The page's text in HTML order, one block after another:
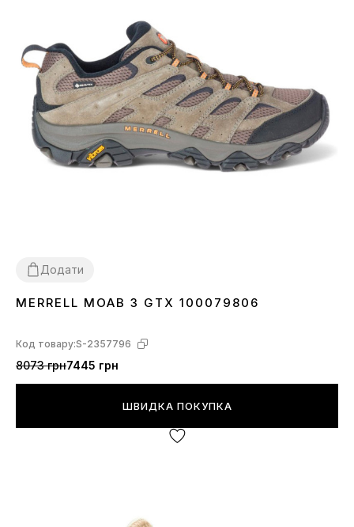
Додати
38.5
MERRELL MOAB 3 GTX 100079806
Код товару:S-2357796
8073 грн7445 грн
ШВИДКА ПОКУПКА